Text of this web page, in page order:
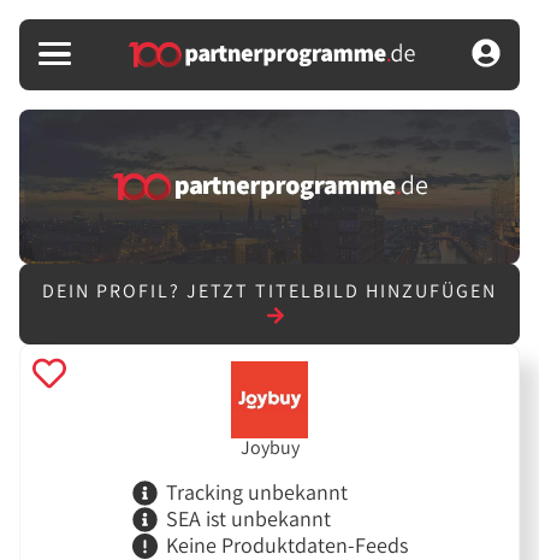
DEIN PROFIL? JETZT TITELBILD HINZUFÜGEN
Joybuy
Tracking unbekannt
SEA ist unbekannt
Keine Produktdaten-Feeds